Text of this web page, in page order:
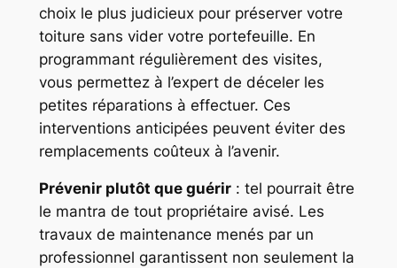
choix le plus judicieux pour préserver votre
toiture sans vider votre portefeuille. En
programmant régulièrement des visites,
vous permettez à l’expert de déceler les
petites réparations à effectuer. Ces
interventions anticipées peuvent éviter des
remplacements coûteux à l’avenir.
Prévenir plutôt que guérir: tel pourrait être
le mantra de tout propriétaire avisé. Les
travaux de maintenance menés par un
professionnel garantissent non seulement la